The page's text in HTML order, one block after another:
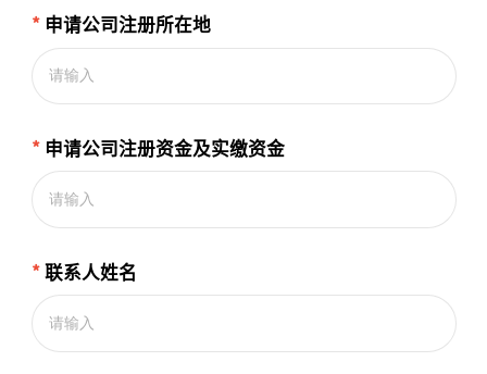
*申请公司注册所在地
*申请公司注册资金及实缴资金
*联系人姓名